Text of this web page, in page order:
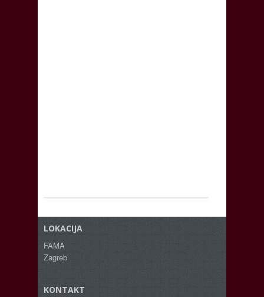
LOKACIJA
FAMA
Zagreb
KONTAKT